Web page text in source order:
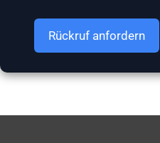
Rückruf anfordern